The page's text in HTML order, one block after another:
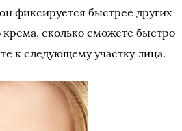
фиксируется быстрее других
крема, сколько сможете быстро
к следующему участку лица.